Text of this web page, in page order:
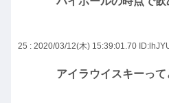
25 : 2020/03/12(木) 15:39:01.70
アイラウイスキーって